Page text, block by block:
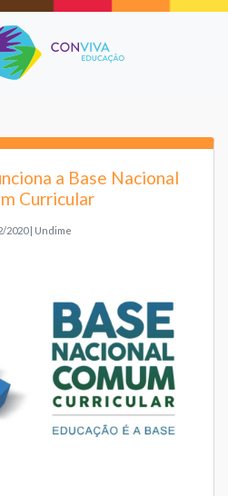
a Base Nacional
Curricular
2020 | Undime